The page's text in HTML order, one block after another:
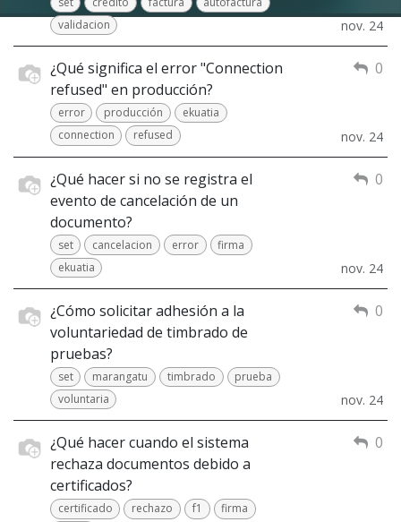
validacion
nov. 24
¿Qué significa el error "Connection
refused" en producción?
error producción
ekuatia
connection
refused
0
nov. 24
¿Qué hacer si no se registra el
evento de cancelación de un
documento?
set cancelacion error
firma
ekuatia
0
nov. 24
¿Cómo solicitar adhesión a la
voluntariedad de timbrado de
pruebas?
set marangatu timbrado
prueba
voluntaria
0
nov. 24
¿Qué hacer cuando el sistema
rechaza documentos debido a
certificados?
certificado rechazo f1
firma
0